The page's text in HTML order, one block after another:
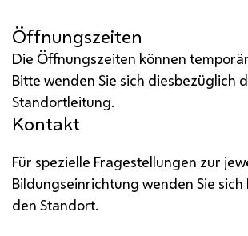
Öffnungszeiten
Die Öffnungszeiten können
Bitte wenden Sie sich diesbezüglich
Standortleitung.
Kontakt
Für spezielle Fragestellungen zur
Bildungseinrichtung wenden Sie
den Standort.